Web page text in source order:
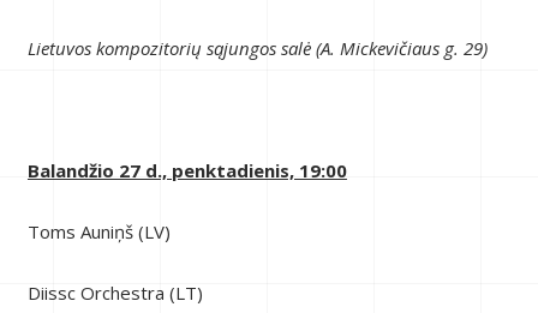
Lietuvos kompozitorių sąjungos salė (A. Mickevičiaus g. 29)
Balandžio 27 d., penktadienis, 19:00
Toms Auniņš (LV)
Diissc Orchestra (LT)